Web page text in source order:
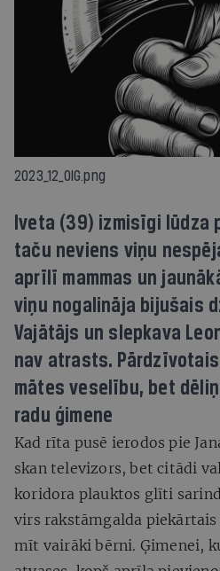
2023_12_OIG.png
Iveta (39) izmisīgi lūdza
taču neviens viņu
aprīlī mammas un
viņu nogalināja bijušais
Vajātājs un slepkava
nav atrasts.
mātes veselību, bet
radu ģimene
Kad rīta pusē ierodos pie
skan televizors, bet citādi
koridora plauktos glīti
virs rakstāmgalda
mīt vairāki bērni. Ģimenei,